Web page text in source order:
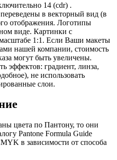
14 (cdr) .
в векторный вид (в
отображения. Логотипы
виде. Картинки с
1:1. Если Ваши макеты
нашей компании, стоимость
могут быть увеличены.
эффектов: градиент, линза,
не использовать
слои.
цвета по Пантону, то они
Pantone Formula Guide
в зависимости от способа